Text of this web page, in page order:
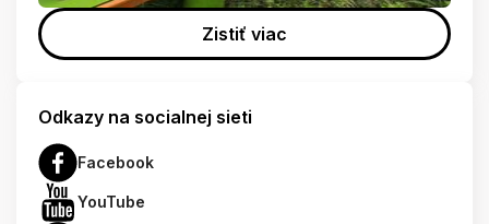
Zistiť viac
Odkazy na socialnej sieti
Facebook
YouTube